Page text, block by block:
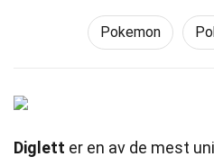
Pokemon
Diglett er en av de mest